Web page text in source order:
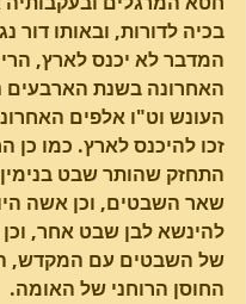
בכיה לדורות, ובאותו דור
המדבר לא יכנס לארץ,
האחרונה בשנת הארבעים
העונש וט"ו אלפים
זכו להיכנס לארץ. כמו כן
התחזק שהותר שבט
שאר השבטים, וכן אשה
להינשא לבן שבט אחר,
של השבטים עם המקדש,
החוסן הרוחני של האומה.